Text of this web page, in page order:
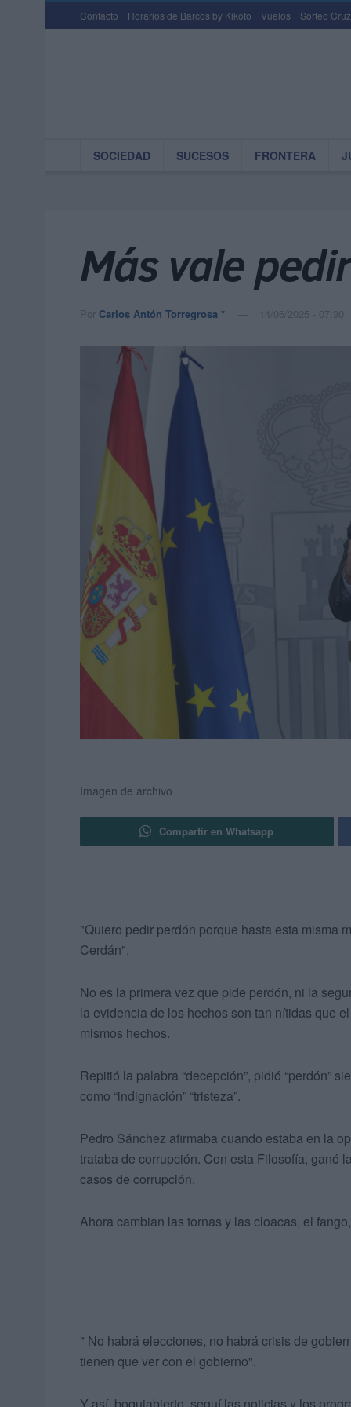
Contacto Horarios de Barcos by Kikoto Vuelos Sorteo
SOCIEDAD SUCESOS FRONTERA
Más vale
Por Carlos Antón Torregrosa * 14/06/2025 - 07:30
Imagen de archivo
Compartir en Whatsapp
"Quiero pedir perdón porque hasta esta misma
Cerdán".
No es la primera vez que pide perdón, ni la
la evidencia de los hechos son tan nítidas que
mismos hechos.
Repitió la palabra “decepción”, pidió “perdón”
como “indignación” “tristeza”.
Pedro Sánchez afirmaba cuando estaba en la
trataba de corrupción. Con esta Filosofía, ganó
casos de corrupción.
Ahora cambian las tornas y las cloacas, el
" No habrá elecciones, no habrá crisis de
tienen que ver con el gobierno".